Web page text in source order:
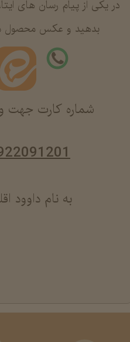
در یکی از پیام رسان های
بدهید و عکس محصول
شماره کارت جهت
به نام داوود